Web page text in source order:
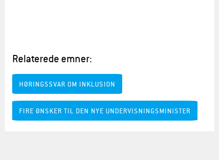
Relaterede emner:
HØRINGSSVAR OM INKLUSION
FIRE ØNSKER TIL DEN NYE UNDERVISNINGSMINISTER